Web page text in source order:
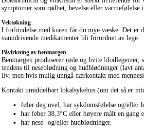
symptomer som rødhet, hevelse eller
Vektøkning
I forbindelse med kuren får du mye væske. Det er
vanndrivende medikamenter bli forordnet av lege.
Påvirkning av benmargen
Benmargen produserer røde og hvite
tendens til neseblødning og hudblødninger (lavt
liv, men hvis mulig unngå nærkontakt med
Kontakt umiddelbart lokalsykehus (om det så er
føler deg uvel, har sykdomsfølelse og/eller
har feber 38,3°C eller høyere målt en gang
har nese- og/eller hudblødninger.